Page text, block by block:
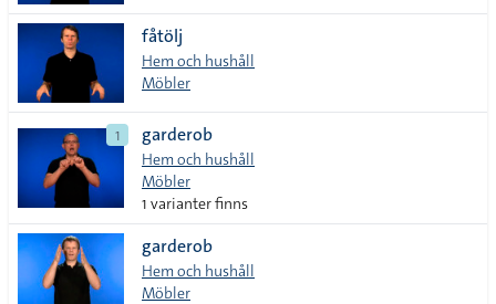
fåtölj
Hem och hushåll
Möbler
1 garderob
Hem och hushåll
Möbler
1 varianter finns
garderob
Hem och hushåll
Möbler